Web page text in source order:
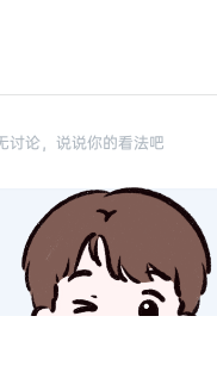
讨论，说说你的看法吧